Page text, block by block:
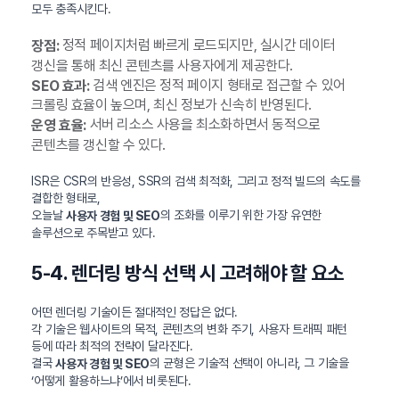
모두 충족시킨다.
장점:정적 페이지처럼 빠르게 로드되지만, 실시간 데이터
갱신을 통해 최신 콘텐츠를 사용자에게 제공한다.
SEO 효과:검색 엔진은 정적 페이지 형태로 접근할 수 있어
크롤링 효율이 높으며, 최신 정보가 신속히 반영된다.
운영 효율:서버 리소스 사용을 최소화하면서 동적으로
콘텐츠를 갱신할 수 있다.
ISR은 CSR의 반응성, SSR의 검색 최적화, 그리고 정적 빌드의 속도를
결합한 형태로,
오늘날사용자 경험 및 SEO의 조화를 이루기 위한 가장 유연한
솔루션으로 주목받고 있다.
5-4. 렌더링 방식 선택 시 고려해야 할 요소
어떤 렌더링 기술이든 절대적인 정답은 없다.
각 기술은 웹사이트의 목적, 콘텐츠의 변화 주기, 사용자 트래픽 패턴
등에 따라 최적의 전략이 달라진다.
결국사용자 경험 및 SEO의 균형은 기술적 선택이 아니라, 그 기술을
‘어떻게 활용하느냐’에서 비롯된다.